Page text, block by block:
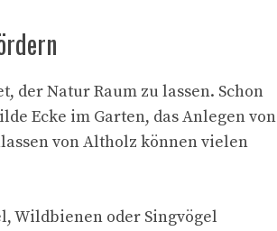
der Natur Raum zu lassen. Schon
Ecke im Garten, das Anlegen von
von Altholz können vielen
Wildbienen oder Singvögel